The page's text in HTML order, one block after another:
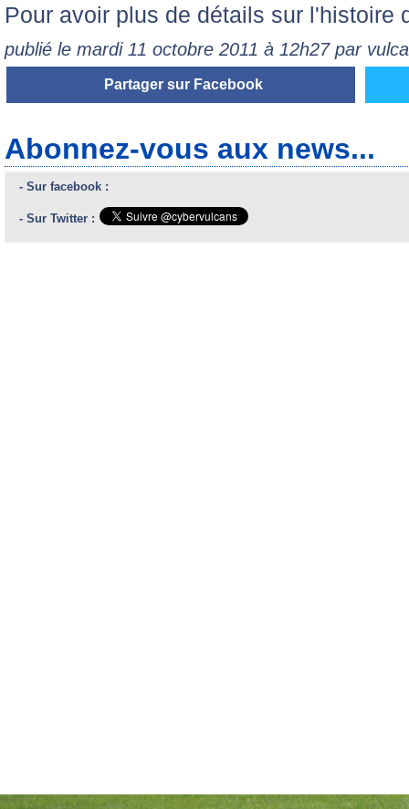
Pour avoir plus de détails sur l'histoire
publié le mardi 11 octobre 2011 à 12h27 par
Partager sur Facebook
Abonnez-vous aux news...
- Sur facebook :
- Sur Twitter :